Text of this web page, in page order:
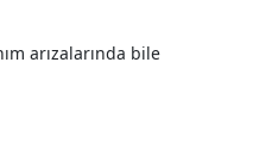
arızalarında bile